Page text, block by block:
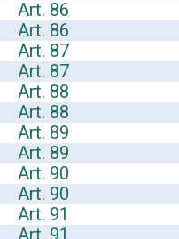
Art. 86
Art. 86
Art. 87
Art. 87
Art. 88
Art. 88
Art. 89
Art. 89
Art. 90
Art. 90
Art. 91